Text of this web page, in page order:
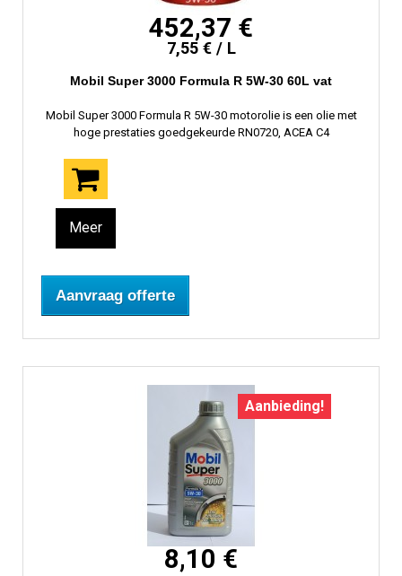
452,37 €
7,55 € / L
Mobil Super 3000 Formula R 5W-30 60L vat
Mobil Super 3000 Formula R 5W-30 motorolie is een olie met
hoge prestaties goedgekeurde RN0720, ACEA C4
Meer
Aanvraag offerte
Aanbieding!
8,10 €